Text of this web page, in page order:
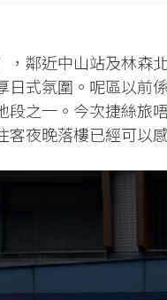
鄰近中山站及林森
式氛圍。呢區以前
之一。今次捷絲旅
夜晚落樓已經可以